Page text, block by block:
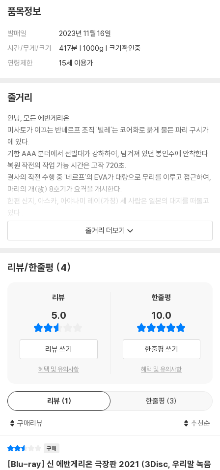
해결됩니다.
3) 일부 PC 연결형 ODD의 경우 호환 상의 문제로 정상적인 디스크도 재
생이 불가능한 경우가 있습니다. 독립형 전용 플레이어 사용을 권장드리
생할 수 있음을 알려드립니다.
있으며, 상품의 불량이 아닙니다. 단, 재생에 이상이 있는 경우에는 불량으
※ 교환/반품 안내
1) 불량으로 인한 교환/반품 요청 시에는 불량 확인을 위해 개봉 시의 동영
상을 요청할 수 있으며, 동영상이 없는 경우 교환/반품이 제한될 수 있습니
다.
관련 사진과 동영상 및 재생 기기 모델명을 첨부하여 첨부하여 고객센터에
문의 바랍니다.
2) 사양 오인지, 오 구매, 변심 사유로의 반품은 제품 개봉 전에만 운임비
부담 후 처리 가능합니다.
3) 스틸북 한정판, 초회 한정판의 경우 제작 수량이 한정되어 있고, 택배
이동 과정에서의 손상이 발생하면, 재 판매가 어려우므로 신중한 구매 선
4) 한정판 상품의 변심, 오구매로 인한 반품은 회송된 상품의 상태 확인 후
품목정보
발매일
2023년 11월 16일
시간/무게/크기
417분 | 1000g | 크기확인중
연령제한
15세 이용가
줄거리
안녕, 모든 에반게리온
미사토가 이끄는 반네르프 조직 '빌레'는 코어화로 붉게 물든 파리 구시가
에 있다.
기함 AAA 분더에서 선발대가 강하하여, 남겨져 있던 봉인주에 안착한다.
복원 작전의 작업 가능 시간은 고작 720초.
결사의 작전 수행 중 '네르프'의 EVA가 대량으로 무리를 이루고 접근하여,
마리의 개(改) 8호기가 요격을 개시한다.
한편 신지, 아스카, 아야나미 레이(가칭) 세 사람은 일본의 대지를 떠돌고
있다...
*상기 블루레이의 스펙 및 구성, 디자인 등은 원작자의 감수 결과 및 제작
줄거리 더보기
리뷰/한줄평 4
리뷰
5.0
리뷰 쓰기
혜택 및 유의사항
한줄평
10.0
한줄평 쓰기
혜택 및 유의사항
리뷰 1 한줄평 3
구매리뷰 추천순
구매
[Blu-ray] 신 에반게리온 극장판 2021 (3Disc, 우리말 녹음